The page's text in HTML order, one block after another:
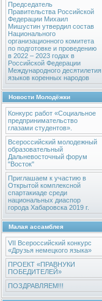
Председатель
Правительства Российской
Федерации Михаил
Мишустин утвердил состав
Национального
организационного комитета
по подготовке и проведению
в 2022 – 2023 годах в
Российской Федерации
Международного десятилетия
языков коренных народов
Новости Молодёжки
Конкурс работ «Социальное
предпринимательство
глазами студентов».
Всероссийский молодежный
образовательный
Дальневосточный форум
"Восток"
Приглашаем к участию в
Открытой комплексной
спартакиаде среди
национальных диаспор
города Хабаровска 2019 г.
Малая ассамблея
VII Всероссийский конкурс
«Друзья немецкого языка»
ПРОЕКТ «ПРАВНУКИ
ПОБЕДИТЕЛЕЙ»
ПОЗДРАВЛЯЕМ!!!